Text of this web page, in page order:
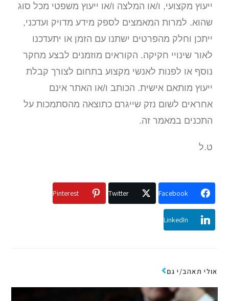
ייעוץ מקצועי, ו/או המלצה ו/או ייעוץ משפטי מכל סוג
שהוא. למרות המאמצים לספק מידע מדויק ועדכני,
ייתכן וחלק מהפרטים ישתנו עם הזמן או יתעדכנו
לאור שינויי חקיקה. הקוראים מוזמנים לבצע מחקר
נוסף או לפנות לאנשי מקצוע בתחום לצורך קבלת
ייעוץ מותאם אישית. הכותב ו/או האתר אינם
אחראים לשום נזק שייגרם כתוצאה מהסתמכות על
התכנים במאמר זה.
ט.ל
Facebook
Twitter
Pinterest
LinkedIn
אולי תאהב/י גם